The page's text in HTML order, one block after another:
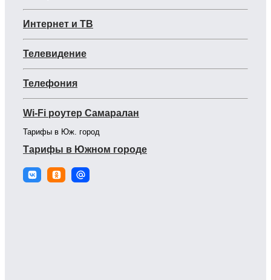
Интернет и ТВ
Телевидение
Телефония
Wi-Fi роутер Самаралан
Тарифы в Юж. город
Тарифы в Южном городе